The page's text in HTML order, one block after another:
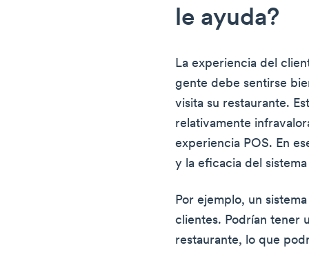
le ayuda?
La experiencia del
gente debe sentirse
visita su restaurante.
relativamente
experiencia POS. En
y la eficacia del
Por ejemplo, un
clientes. Podrían tener
restaurante, lo que